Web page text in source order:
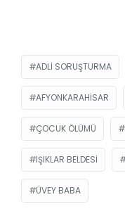
ADLI SORUŞTURMA
AFYONKARAHISAR
ÇOCUK ÖLÜMÜ
IŞIKLAR BELDESI
ÜVEY BABA